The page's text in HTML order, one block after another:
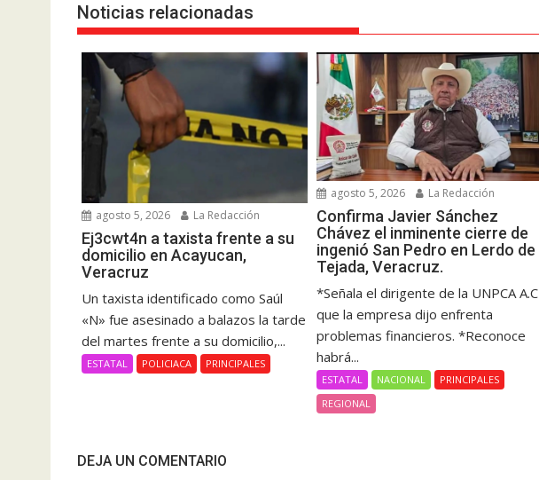
Noticias relacionadas
agosto 5, 2026 La Redacción
Ej3cwt4n a taxista frente a su
domicilio en Acayucan,
Veracruz
Un taxista identificado como Saúl
«N» fue asesinado a balazos la tarde
del martes frente a su domicilio,...
ESTATAL POLICIACA PRINCIPALES
agosto 5, 2026 La Redacción
Confirma Javier Sánchez
Chávez el inminente cierre de
ingenió San Pedro en Lerdo de
Tejada, Veracruz.
*Señala el dirigente de la UNPCA A.C
que la empresa dijo enfrenta
problemas financieros. *Reconoce
habrá...
ESTATAL NACIONAL
PRINCIPALES
REGIONAL
DEJA UN COMENTARIO